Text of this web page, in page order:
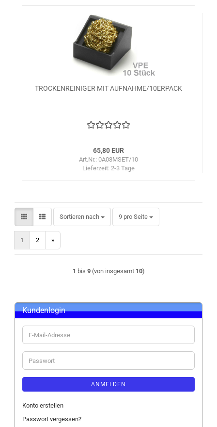
TROCKENREINIGER MIT AUFNAHME/10ERPACK
65,80 EUR
Art.Nr.: 0A08MSET/10
Lieferzeit: 2-3 Tage
Sortieren nach
Sortieren nach 9 pro Seite
pro Seite
1 2 »
1 bis 9(von insgesamt 10)
Kundenlogin
E-
Mail-
Adresse
Passwort
ANMELDEN
Konto erstellen
Passwort vergessen?